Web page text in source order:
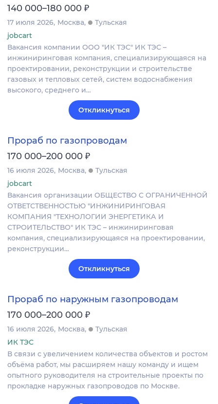
140 000–180 000 ₽
17 июля 2026 Москва
Тульская
jobcart
Вакансия компании ООО "ИК ТЭС" ИК ТЭС –
инжиниринговая компания, специализирующаяся на
проектировании, реконструкции и строительстве
газовых и тепловых сетей, систем водоснабжения
высокого, среднего и…
Откликнуться
Прораб по газопроводам
170 000–200 000 ₽
16 июля 2026 Москва
Тульская
jobcart
Вакансия организации ОБЩЕСТВО С ОГРАНИЧЕННОЙ
ОТВЕТСТВЕННОСТЬЮ "ИНЖИНИРИНГОВАЯ
КОМПАНИЯ "ТЕХНОЛОГИИ ЭНЕРГЕТИКА И
СТРОИТЕЛЬСТВО" ИК ТЭС – инжиниринговая
компания, специализирующаяся на проектировании,
реконструкции…
Откликнуться
Прораб по наружным газопроводам
170 000–200 000 ₽
16 июля 2026 Москва
Тульская
ИК ТЭС
В связи с увеличением количества объектов и ростом
объёма работ, мы расширяем нашу команду и ищем
опытного руководителя на строительные проекты по
прокладке наружных газопроводов по Москве.